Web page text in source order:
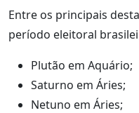
Entre os principais
período eleitoral
Plutão em Aquário;
Saturno em Áries;
Netuno em Áries;